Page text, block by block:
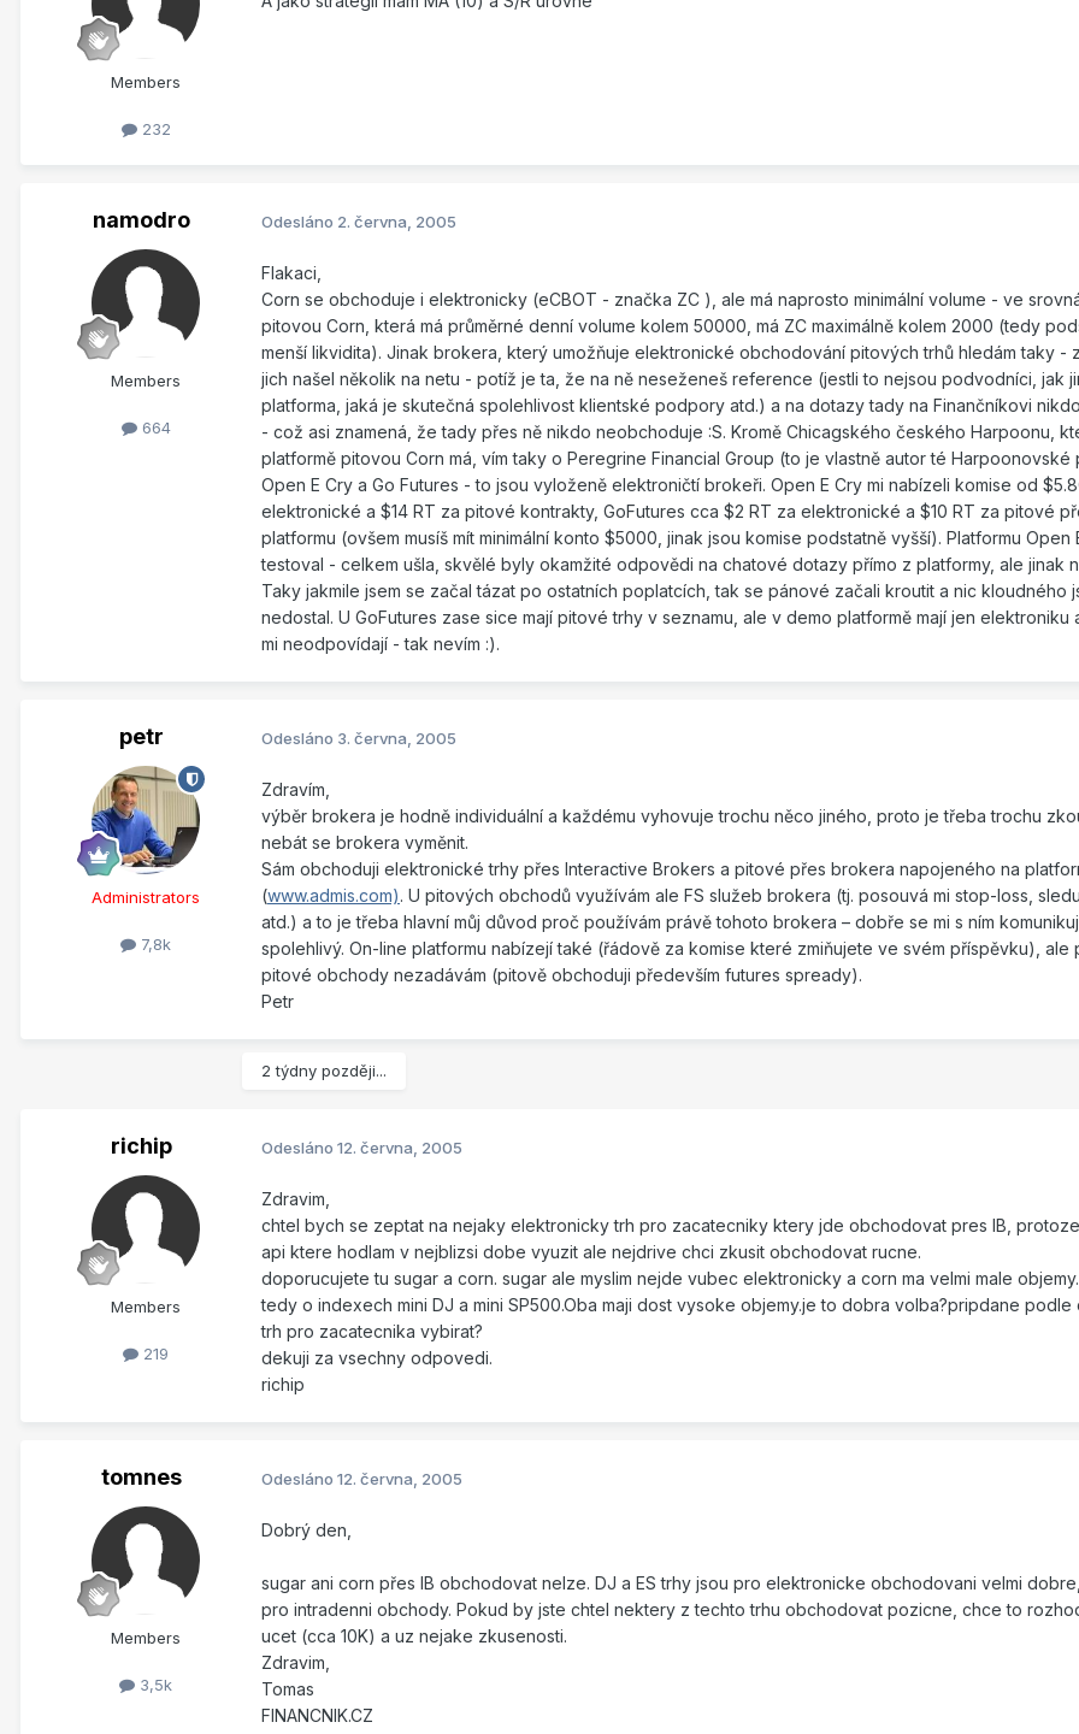
Members
232
namodro
Members
664
Odesláno 2. června, 2005
Flakaci,
Corn se obchoduje i elektronicky (eCBOT - značka ZC ), ale má naprosto minimální volume - ve
pitovou Corn, která má průměrné denní volume kolem 50000, má ZC maximálně kolem 2000 (tedy
menší likvidita). Jinak brokera, který umožňuje elektronické obchodování pitových trhů hledám taky -
jich našel několik na netu - potíž je ta, že na ně neseženeš reference (jestli to nejsou podvodníci, jak
platforma, jaká je skutečná spolehlivost klientské podpory atd.) a na dotazy tady na Finančníkovi
- což asi znamená, že tady přes ně nikdo neobchoduje :S. Kromě Chicagského českého Harpoonu,
platformě pitovou Corn má, vím taky o Peregrine Financial Group (to je vlastně autor té Harpoonovské
Open E Cry a Go Futures - to jsou vyloženě elektroničtí brokeři. Open E Cry mi nabízeli komise od
elektronické a $14 RT za pitové kontrakty, GoFutures cca $2 RT za elektronické a $10 RT za pitové
platformu (ovšem musíš mít minimální konto $5000, jinak jsou komise podstatně vyšší). Platformu Open
testoval - celkem ušla, skvělé byly okamžité odpovědi na chatové dotazy přímo z platformy, ale jinak
Taky jakmile jsem se začal tázat po ostatních poplatcích, tak se pánové začali kroutit a nic kloudného
nedostal. U GoFutures zase sice mají pitové trhy v seznamu, ale v demo platformě mají jen elektroniku
mi neodpovídají - tak nevím :).
petr
Administrators
7,8k
Odesláno 3. června, 2005
Zdravím,
výběr brokera je hodně individuální a každému vyhovuje trochu něco jiného, proto je třeba trochu
nebát se brokera vyměnit.
Sám obchoduji elektronické trhy přes Interactive Brokers a pitové přes brokera napojeného na
(www.admis.com). U pitových obchodů využívám ale FS služeb brokera (tj. posouvá mi stop-loss,
atd.) a to je třeba hlavní můj důvod proč používám právě tohoto brokera – dobře se mi s ním
spolehlivý. On-line platformu nabízejí také (řádově za komise které zmiňujete ve svém příspěvku), ale
pitové obchody nezadávám (pitově obchoduji především futures spready).
Petr
2 týdny později...
richip
Members
219
Odesláno 12. června, 2005
Zdravim,
chtel bych se zeptat na nejaky elektronicky trh pro zacatecniky ktery jde obchodovat pres IB,
api ktere hodlam v nejblizsi dobe vyuzit ale nejdrive chci zkusit obchodovat rucne.
doporucujete tu sugar a corn. sugar ale myslim nejde vubec elektronicky a corn ma velmi male
tedy o indexech mini DJ a mini SP500.Oba maji dost vysoke objemy.je to dobra volba?pripdane podle
trh pro zacatecnika vybirat?
dekuji za vsechny odpovedi.
richip
tomnes
Members
3,5k
Odesláno 12. června, 2005
Dobrý den,
sugar ani corn přes IB obchodovat nelze. DJ a ES trhy jsou pro elektronicke obchodovani velmi
pro intradenni obchody. Pokud by jste chtel nektery z techto trhu obchodovat pozicne, chce to
ucet (cca 10K) a uz nejake zkusenosti.
Zdravim,
Tomas
FINANCNIK.CZ